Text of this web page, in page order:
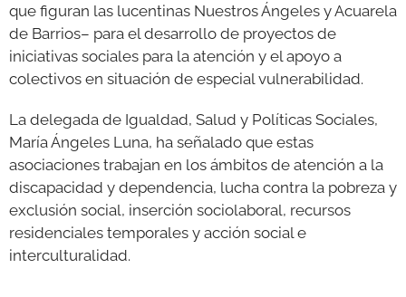
que figuran las lucentinas Nuestros Ángeles y Acuarela
de Barrios– para el desarrollo de proyectos de
iniciativas sociales para la atención y el apoyo a
colectivos en situación de especial vulnerabilidad.
La delegada de Igualdad, Salud y Políticas Sociales,
María Ángeles Luna, ha señalado que estas
asociaciones trabajan en los ámbitos de atención a la
discapacidad y dependencia, lucha contra la pobreza y
exclusión social, inserción sociolaboral, recursos
residenciales temporales y acción social e
interculturalidad.